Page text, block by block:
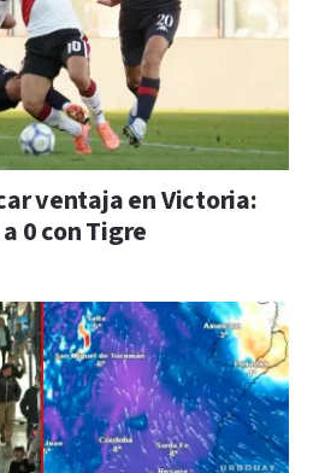
ventaja en Victoria:
0 con Tigre